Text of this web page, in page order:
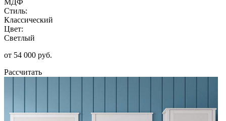
Стиль:
Классический
Цвет:
Светлый
от 54 000 руб.
Рассчитать